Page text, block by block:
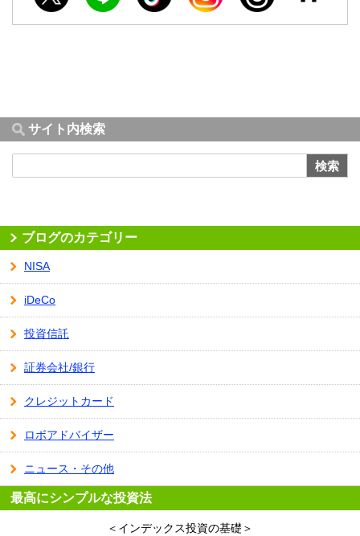
サイト内検索
検索
ブログのカテゴリー
NISA
iDeCo
投資信託
証券会社/銀行
クレジットカード
ロボアドバイザー
ニュース・その他
最高にシンプルな投資法
＜インデックス投資の基礎＞